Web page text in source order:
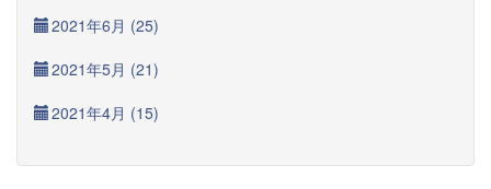
2021年6月 (25)
2021年5月 (21)
2021年4月 (15)